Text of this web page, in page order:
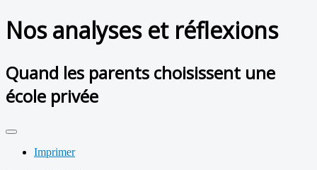
Nos analyses et réflexions
Quand les parents choisissent une
école privée
Imprimer